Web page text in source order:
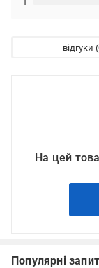
відгуки
На цей
Популярні